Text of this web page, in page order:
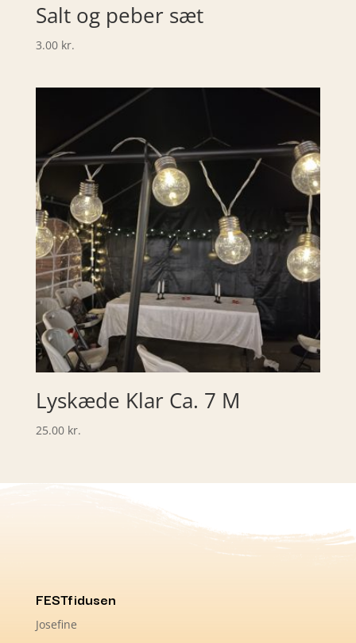
Salt og peber sæt
3.00 kr.
Lyskæde Klar Ca. 7 M
25.00 kr.
FESTfidusen
Josefine